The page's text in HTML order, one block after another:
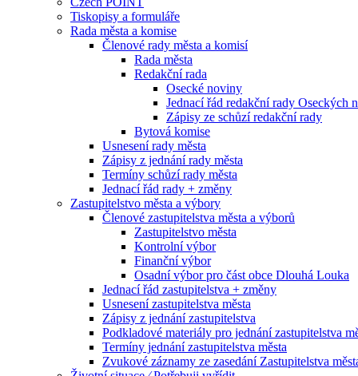
Tiskopisy a formuláře
Rada města a komise
Členové rady města a komisí
Rada města
Redakční rada
Osecké noviny
Jednací řád redakční rady Oseckých
Zápisy ze schůzí redakční rady
Bytová komise
Usnesení rady města
Zápisy z jednání rady města
Termíny schůzí rady města
Jednací řád rady + změny
Zastupitelstvo města a výbory
Členové zastupitelstva města a výborů
Zastupitelstvo města
Kontrolní výbor
Finanční výbor
Osadní výbor pro část obce Dlouhá Louka
Jednací řád zastupitelstva + změny
Usnesení zastupitelstva města
Zápisy z jednání zastupitelstva
Podkladové materiály pro jednání zastupitelstva
Termíny jednání zastupitelstva města
Zvukové záznamy ze zasedání Zastupitelstva